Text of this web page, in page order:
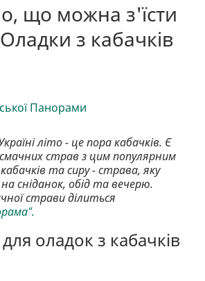
що можна з'їсти
з кабачків
Панорами
літо - це пора кабачків. Є
страв з цим популярним
та сиру - страва, яку
сніданок, обід та вечерю.
страви ділиться
для оладок з кабачків